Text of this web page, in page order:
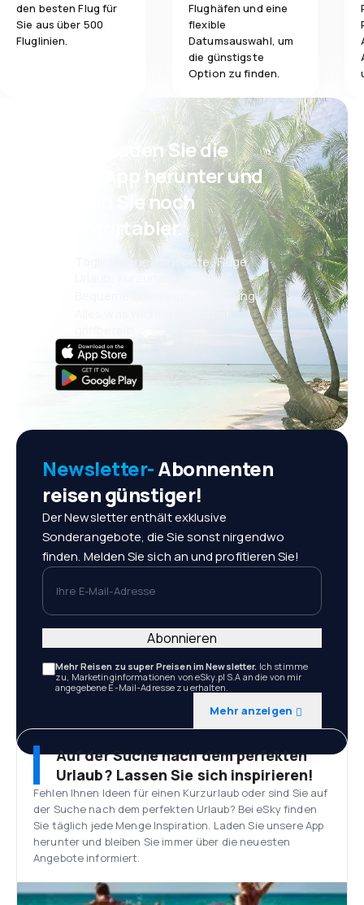
Gepäckbeförderung 4,0
2,0
den besten Flug für
Sie aus über 500
Fluglinien.
Flughäfen und eine
flexible
Datumsauswahl, um
die günstigste
Option zu finden.
Psst! Laden Sie die
eSky App herunter und
reisen Sie noch
komfortabler.
Täglich neue Angebote: Flüge,
Bequeme Buchungsverwaltung
Newsletter-Abonnenten
reisen günstiger!
Der Newsletter enthält exklusive
Sonderangebote, die Sie sonst nirgendwo
finden. Melden Sie sich an und profitieren Sie!
Ihre E-Mail-Adresse
Mehr Reisen zu super Preisen im Newsletter. Ich stimme
zu, Marketinginformationen von eSky.pl S.A an die von mir
angegebene E-Mail-Adresse zu erhalten.
Mehr anzeigen
Abonnieren
Auf der Suche nach dem perfekten
Urlaub? Lassen Sie sich inspirieren!
Fehlen Ihnen Ideen für einen Kurzurlaub oder sind Sie auf
der Suche nach dem perfekten Urlaub? Bei eSky finden
Sie täglich jede Menge Inspiration. Laden Sie unsere App
herunter und bleiben Sie immer über die neuesten
Angebote informiert.